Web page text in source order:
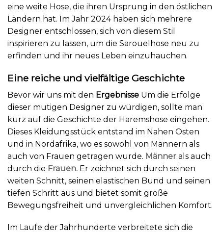
eine weite Hose, die ihren Ursprung in den östlichen
Ländern hat. Im Jahr 2024 haben sich mehrere
Designer entschlossen, sich von diesem Stil
inspirieren zu lassen, um die Sarouelhose neu zu
erfinden und ihr neues Leben einzuhauchen.
Eine reiche und vielfältige Geschichte
Bevor wir uns mit den Ergebnisse Um die Erfolge
dieser mutigen Designer zu würdigen, sollte man
kurz auf die Geschichte der Haremshose eingehen.
Dieses Kleidungsstück entstand im Nahen Osten
und in Nordafrika, wo es sowohl von Männern als
auch von Frauen getragen wurde. Männer als auch
durch die Frauen. Er zeichnet sich durch seinen
weiten Schnitt, seinen elastischen Bund und seinen
tiefen Schritt aus und bietet somit große
Bewegungsfreiheit und unvergleichlichen Komfort.
Im Laufe der Jahrhunderte verbreitete sich die